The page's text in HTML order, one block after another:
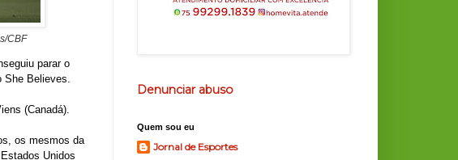
CBF
parar o
She Believes.
(Canadá).
os mesmos da
Unidos
Denunciar abuso
Quem sou eu
Jornal de Esportes